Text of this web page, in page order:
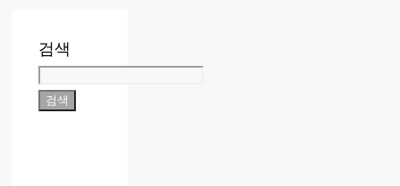
검색
검색